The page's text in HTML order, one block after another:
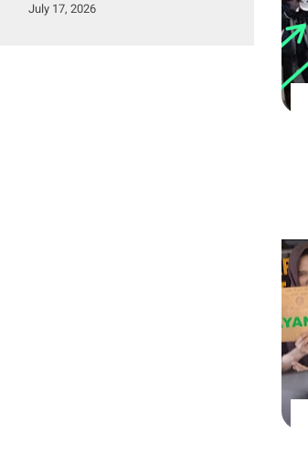
July 17, 2026